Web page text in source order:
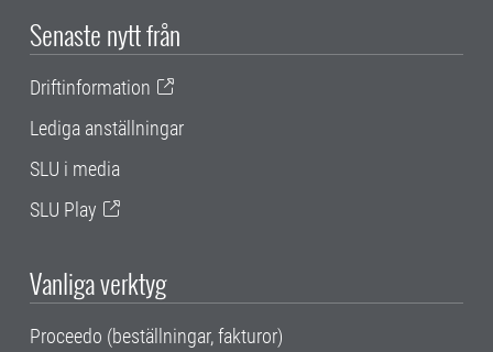
Senaste nytt från
Driftinformation
Lediga anställningar
SLU i media
SLU Play
Vanliga verktyg
Proceedo (beställningar, fakturor)